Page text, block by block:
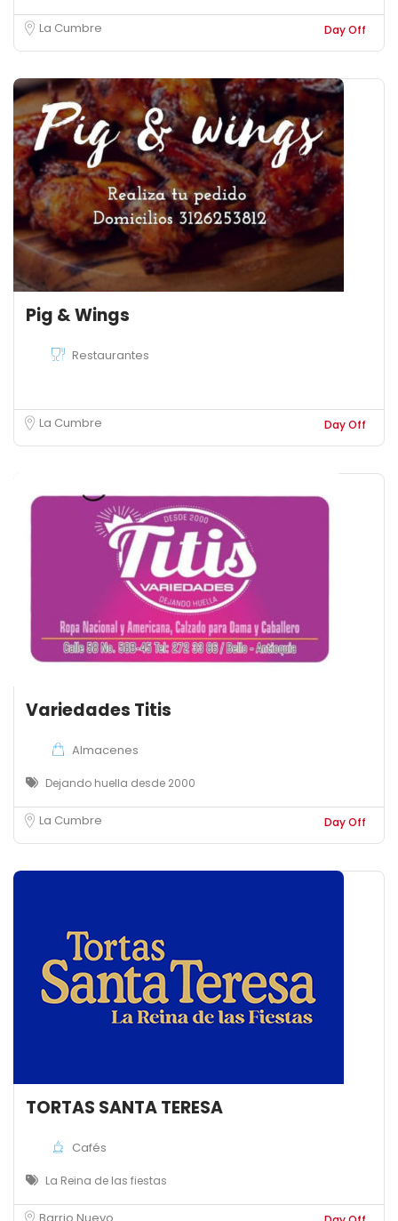
La Cumbre Day Off
Pig & Wings
Restaurantes
La Cumbre Day Off
Variedades Titis
Almacenes
Dejando huella desde 2000
La Cumbre Day Off
TORTAS SANTA TERESA
Cafés
La Reina de las fiestas